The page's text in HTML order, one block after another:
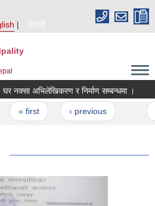
नेपाली
घर नक्सा अभिलेखिकरण र निर्माण सम्बन्धमा ।
Pages
« first ‹ previous